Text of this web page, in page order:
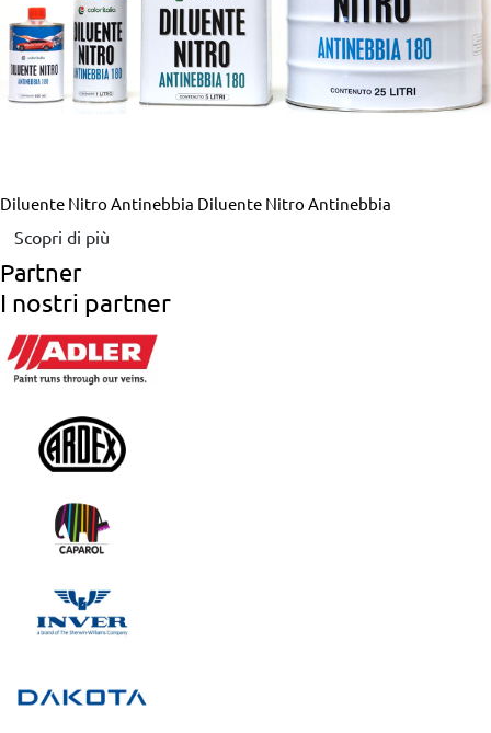
Diluente Nitro Antinebbia Diluente Nitro Antinebbia
Scopri di più
Partner
I nostri partner